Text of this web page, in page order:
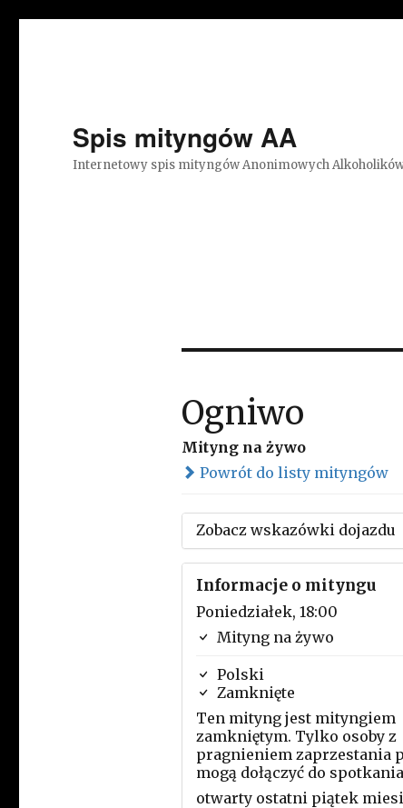
Spis mityngów AA
Internetowy spis mityngów Anonimowych
Ogniwo
Mityng na żywo
Powrót do listy mityngów
Zobacz wskazówki dojazdu
Informacje o mityngu
Poniedziałek, 18:00
Mityng na żywo
Polski
Zamknięte
Ten mityng jest mityngiem
zamkniętym. Tylko osoby z
pragnieniem zaprzestania
mogą dołączyć do
otwarty ostatni piątek